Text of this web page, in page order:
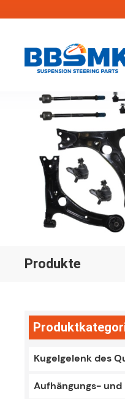
Produkte
Kugelgelenk des
Aufhängungs-